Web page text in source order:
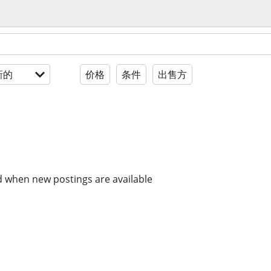
的 价格 条件 出售方
new postings are available